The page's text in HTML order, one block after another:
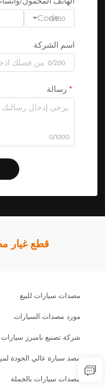
Code
0/100
اسم الشركة
0/200
رسالة
0/1000
قطع غيار
مصدات سيارات للبيع
مورد مصدات السيارات
شركة تصنيع بامبرز
مصد سيارة عالي الجودة
مصدات سيارات بالجملة